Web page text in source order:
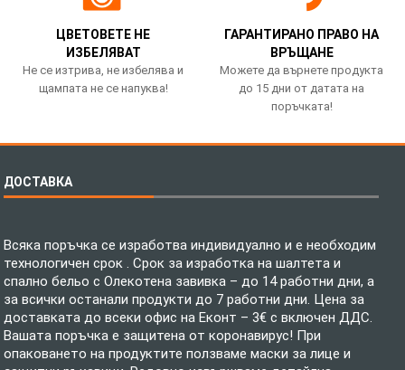
ЦВЕТОВЕТЕ НЕ
ИЗБЕЛЯВАТ
Не се изтрива, не избелява и
щампата не се напуква!
ГАРАНТИРАНО ПРАВО НА
ВРЪЩАНЕ
Можете да върнете продукта
до 15 дни от датата на
поръчката!
ДОСТАВКА
Всяка поръчка се изработва индивидуално и е необходим
технологичен срок . Срок за изработка на шалтета и
спално бельо с Олекотена завивка – до 14 работни дни, а
за всички останали продукти до 7 работни дни. Цена за
доставката до всеки офис на Еконт – 3€ с включен ДДС.
Вашата поръчка е защитена от коронавирус! При
опаковането на продуктите ползваме маски за лице и